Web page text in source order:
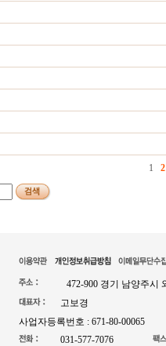
1 2
472-900 경기 남양주시
고보경
사업자등록번호 : 671-80-00065
031-577-7076